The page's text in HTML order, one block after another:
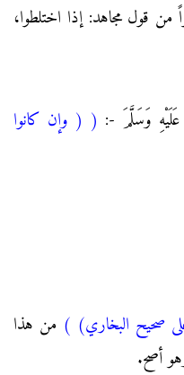
قول مجاهد: إذا اختلطوا،
وَسَلَّمَ -: ( ( وإن كانوا
صحيح البخاري) ) من هذا
أصح.